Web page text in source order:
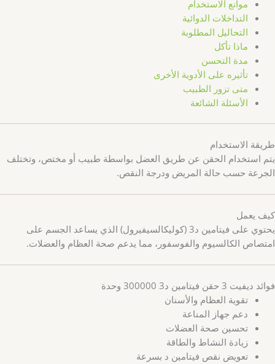
موانع الاستخدام
التداخلات الدوائية
التحاليل المطلوبة
ماذا تأكل
مدة التحسن
تأثيره على الأدوية الأخرى
متى تزور الطبيب
الأسئلة الشائعة
طريقة الاستخدام
يتم استخدام الحقن عن طريق العضل بواسطة طبيب أو مختص، وتختلف
الجرعة حسب حالة المريض ودرجة النقص.
كيف يعمل
يحتوي على فيتامين د3 (كوليكالسيفيرول) الذي يساعد الجسم على
امتصاص الكالسيوم والفوسفور، مما يدعم صحة العظام والعضلات.
فوائد ديفيت 3 حقن فيتامين د3 300000 وحدة
تقوية العظام والأسنان
دعم جهاز المناعة
تحسين صحة العضلات
زيادة النشاط والطاقة
تعويض نقص فيتامين د بسرعة